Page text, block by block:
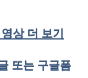
상 더 보기
또는 구글폼